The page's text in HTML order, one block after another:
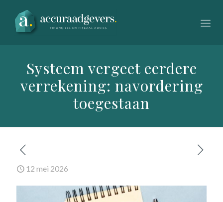
Systeem vergeet eerdere
verrekening: navordering
toegestaan
12 mei 2026